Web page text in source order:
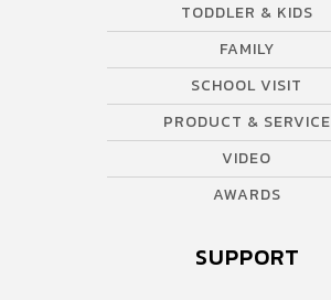
TODDLER & KIDS
FAMILY
SCHOOL VISIT
PRODUCT & SERVICE
VIDEO
AWARDS
SUPPORT